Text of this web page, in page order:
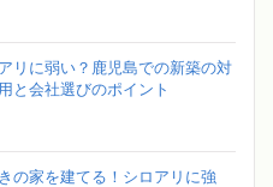
リに弱い？鹿児島での新築の対
と会社選びのポイント
の家を建てる！シロアリに強